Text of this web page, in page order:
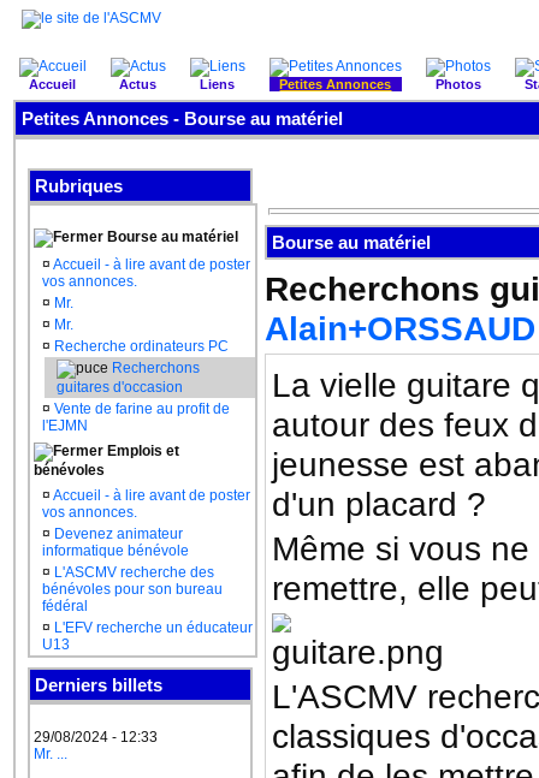
Accueil Actus Liens Petites Annonces Photos
Petites Annonces - Bourse au matériel
Rubriques
Bourse au matériel
¤ Accueil - à lire avant de poster
vos annonces.
¤ Mr.
¤ Mr.
¤ Recherche ordinateurs PC
Recherchons
guitares d'occasion
¤ Vente de farine au profit de
l'EJMN
Emplois et
bénévoles
¤ Accueil - à lire avant de poster
vos annonces.
¤ Devenez animateur
informatique bénévole
¤ L'ASCMV recherche des
bénévoles pour son bureau
fédéral
¤ L'EFV recherche un éducateur
U13
Derniers billets
29/08/2024 - 12:33
Mr. ...
Bourse au matériel
Recherchons
Alain+ORSSAUD
La vielle guitare
autour des feux
jeunesse est
d'un placard ?
Même si vous
remettre, elle
L'ASCMV
classiques